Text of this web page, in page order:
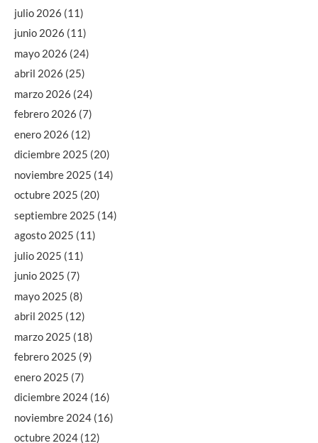
julio 2026 (11)
junio 2026 (11)
mayo 2026 (24)
abril 2026 (25)
marzo 2026 (24)
febrero 2026 (7)
enero 2026 (12)
diciembre 2025 (20)
noviembre 2025 (14)
octubre 2025 (20)
septiembre 2025 (14)
agosto 2025 (11)
julio 2025 (11)
junio 2025 (7)
mayo 2025 (8)
abril 2025 (12)
marzo 2025 (18)
febrero 2025 (9)
enero 2025 (7)
diciembre 2024 (16)
noviembre 2024 (16)
octubre 2024 (12)